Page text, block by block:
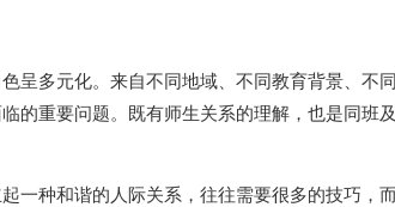
呈多元化。来自不同地域、不同教育背景、不
的重要问题。既有师生关系的理解，也是同班
一种和谐的人际关系，往往需要很多的技巧，